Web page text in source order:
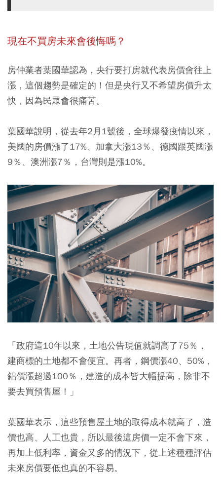
現在不買房未來會後悔嗎？
房仲業者葉國華認為，央行要打房就代表房價會往上
漲，這個趨勢是確定的！但是央行又不希望房價升太
快，因為民眾會很痛苦。
葉國華說明，從去年2月1號後，全球爆發疫情以來，
美國的房價漲了17%、加拿大漲13％、德國跟英國漲
9％、澳洲漲7％，台灣則是漲10%。
「政府這10年以來，土地公告現值就調高了75％，
建商標的土地都不會便宜。再者，鋼價漲40、50%，
鋁價漲超過100％，建造的成本皆大幅提高，除非不
要去買預售屋！」
葉國華表示，這些預售屋土地的取得成本就高了，造
價也高、人工也貴，所以最後這房價一定不會下來，
再加上低利率，資金又多的情況下，從上述種種評估
未來房價要低也真的不容易。